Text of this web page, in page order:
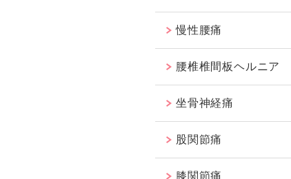
慢性腰痛
腰椎椎間板ヘルニア
坐骨神経痛
股関節痛
膝関節痛